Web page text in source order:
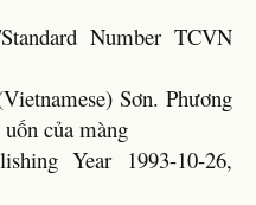
Number TCVN
Sơn. Phương
của màng
Year 1993-10-26,